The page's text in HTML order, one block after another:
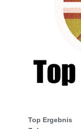
Top Ergebnis